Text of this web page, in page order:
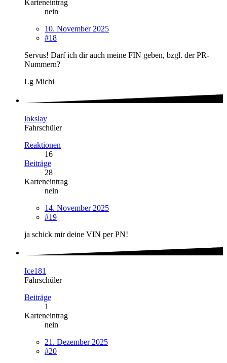
Karteneintrag
nein
10. November 2025
#18
Servus! Darf ich dir auch meine FIN geben, bzgl. der PR-
Nummern?
Lg Michi
lokslay
Fahrschüler
Reaktionen
16
Beiträge
28
Karteneintrag
nein
14. November 2025
#19
ja schick mir deine VIN per PN!
Ice181
Fahrschüler
Beiträge
1
Karteneintrag
nein
21. Dezember 2025
#20